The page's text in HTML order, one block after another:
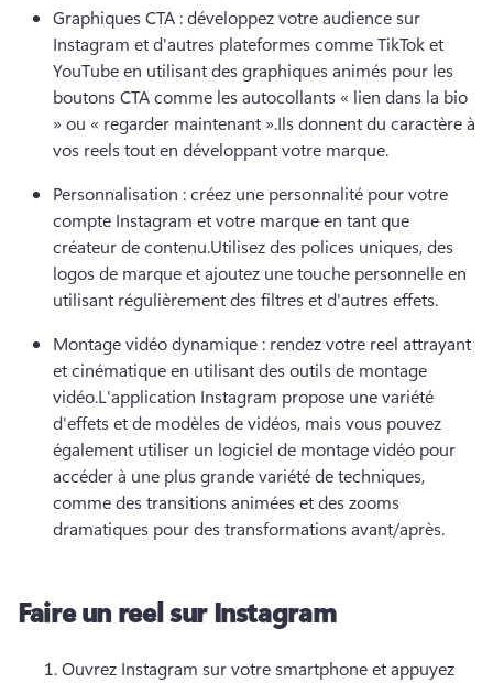
Graphiques CTA : développez votre audience sur
Instagram et d'autres plateformes comme TikTok et
YouTube en utilisant des graphiques animés pour les
boutons CTA comme les autocollants « lien dans la bio
» ou « regarder maintenant ».Ils donnent du caractère à
vos reels tout en développant votre marque.
Personnalisation : créez une personnalité pour votre
compte Instagram et votre marque en tant que
créateur de contenu.Utilisez des polices uniques, des
logos de marque et ajoutez une touche personnelle en
utilisant régulièrement des filtres et d'autres effets.
Montage vidéo dynamique : rendez votre reel attrayant
et cinématique en utilisant des outils de montage
vidéo.L'application Instagram propose une variété
d'effets et de modèles de vidéos, mais vous pouvez
également utiliser un logiciel de montage vidéo pour
accéder à une plus grande variété de techniques,
comme des transitions animées et des zooms
dramatiques pour des transformations avant/après.
Faire un reel sur Instagram
Ouvrez Instagram sur votre smartphone et appuyez